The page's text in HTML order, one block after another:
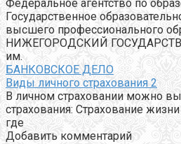
Федеральное агентство по
Государственное
высшего профессионального
НИЖЕГОРОДСКИЙ
им.
БАНКОВСКОЕ ДЕЛО
Виды личного страхования 2
В личном страховании можно
страхования: Страхование
где
Добавить комментарий